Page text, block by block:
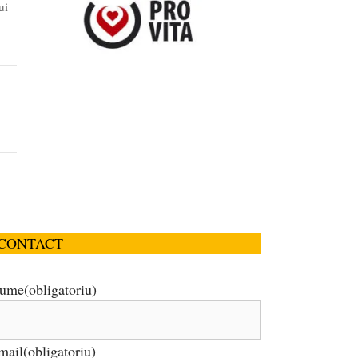
(obligatoriu)
(obligatoriu)